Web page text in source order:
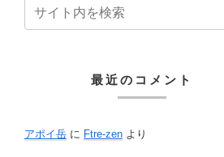
最近のコメント
アポイ岳 に Ftre-zen より